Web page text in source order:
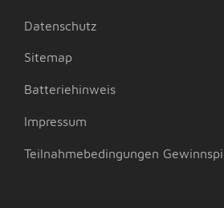
Datenschutz
Sitemap
Batteriehinweis
Impressum
Teilnahmebedingungen